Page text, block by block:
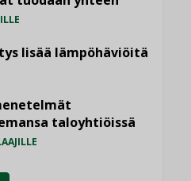
lisää lämpöhäviöitä
taloyhtiöissä